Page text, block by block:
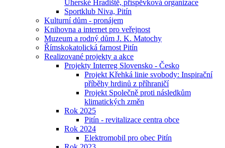
Uherské Hradiště, příspěvková organizace
Sportklub Niva, Pitín
Kulturní dům - pronájem
Knihovna a internet pro veřejnost
Muzeum a rodný dům J. K. Matochy
Římskokatolická farnost Pitín
Realizované projekty a akce
Projekty Interreg Slovensko - Česko
Projekt Křehká linie svobody: Inspirační
příběhy hrdinů z příhraničí
Projekt Společně proti následkům
klimatických změn
Rok 2025
Pitín - revitalizace centra obce
Rok 2024
Elektromobil pro obec Pitín